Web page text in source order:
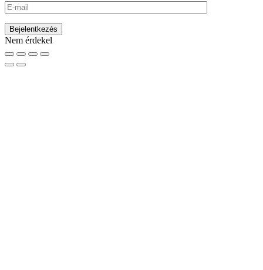
Nem érdekel